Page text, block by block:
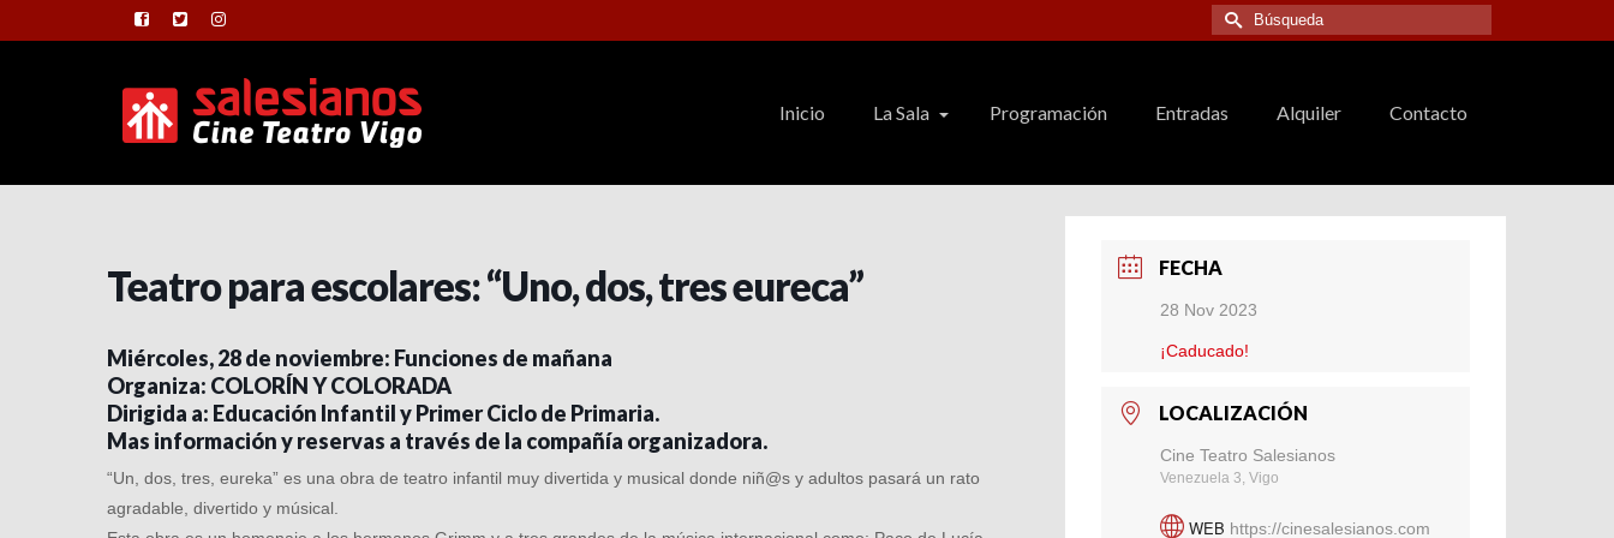
Buscar
por:
Inicio La Sala Programación Entradas Alquiler Contacto
Teatro para escolares: “Uno, dos, tres eureca”
Miércoles, 28 de noviembre: Funciones de mañana
Organiza: COLORÍN Y COLORADA
Dirigida a: Educación Infantil y Primer Ciclo de Primaria.
Mas información y reservas a través de la compañía organizadora.
“Un, dos, tres, eureka” es una obra de teatro infantil muy divertida y musical donde niñ@s y adultos pasará un rato
agradable, divertido y músical.
FECHA
28 Nov 2023
¡Caducado!
LOCALIZACIÓN
Cine Teatro Salesianos
Venezuela 3, Vigo
WEB https://cinesalesianos.com